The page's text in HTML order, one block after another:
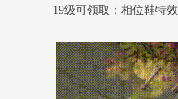
19级可领取：相位鞋特效